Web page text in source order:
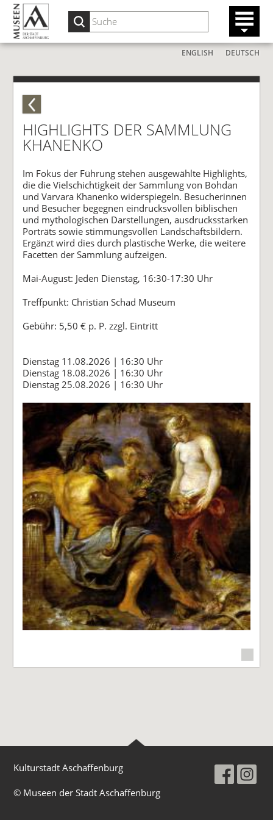
DEUTSCH
ENGLISH
HIGHLIGHTS DER SAMMLUNG
KHANENKO
Im Fokus der Führung stehen ausgewählte Highlights,
die die Vielschichtigkeit der Sammlung von Bohdan
und Varvara Khanenko widerspiegeln. Besucherinnen
und Besucher begegnen eindrucksvollen biblischen
und mythologischen Darstellungen, ausdrucksstarken
Porträts sowie stimmungsvollen Landschaftsbildern.
Ergänzt wird dies durch plastische Werke, die weitere
Facetten der Sammlung aufzeigen.
Mai-August: Jeden Dienstag, 16:30-17:30 Uhr
Treffpunkt: Christian Schad Museum
Gebühr: 5,50 € p. P. zzgl. Eintritt
Dienstag 11.08.2026 | 16:30 Uhr
Dienstag 18.08.2026 | 16:30 Uhr
Dienstag 25.08.2026 | 16:30 Uhr
Kulturstadt Aschaffenburg
© Museen der Stadt Aschaffenburg